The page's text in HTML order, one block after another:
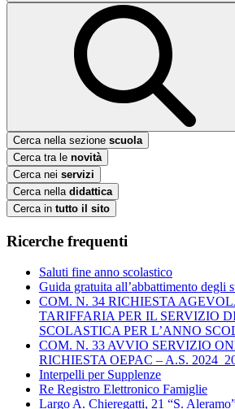
Cerca nella sezione scuola
Cerca tra le novità
Cerca nei servizi
Cerca nella didattica
Cerca in tutto il sito
Ricerche frequenti
Saluti fine anno scolastico
Guida gratuita all’abbattimento degli
COM. N. 34 RICHIESTA
TARIFFARIA PER IL SERVIZIO
SCOLASTICA PER L’ANNO
COM. N. 33 AVVIO SERVIZIO
RICHIESTA OEPAC – A.S.
Interpelli per Supplenze
Re Registro Elettronico Famiglie
Largo A. Chieregatti, 21 “S.